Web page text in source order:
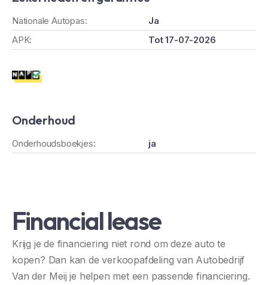
Nationale Autopas:
Ja
APK:
Tot 17-07-2026
Onderhoud
Onderhoudsboekjes: ja
Financial lease
Krijg je de financiering niet rond om deze auto te
kopen? Dan kan de verkoopafdeling van Autobedrijf
Van der Meij je helpen met een passende financiering.